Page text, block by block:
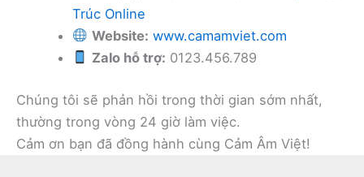
Trúc Online
Website: www.camamviet.com
Zalo hỗ trợ: 0123.456.789
Chúng tôi sẽ phản hồi trong thời gian sớm nhất,
thường trong vòng 24 giờ làm việc.
Cảm ơn bạn đã đồng hành cùng Cảm Âm Việt!